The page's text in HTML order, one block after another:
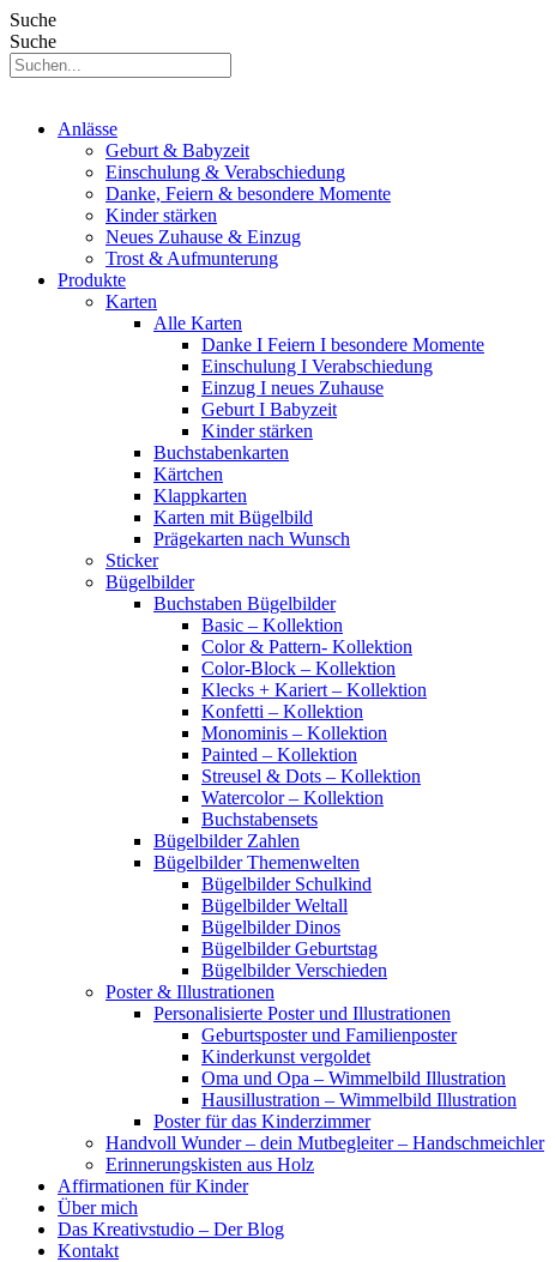
Suche
Suche
Anlässe
Geburt & Babyzeit
Einschulung & Verabschiedung
Danke, Feiern & besondere Momente
Kinder stärken
Neues Zuhause & Einzug
Trost & Aufmunterung
Produkte
Karten
Alle Karten
Danke I Feiern I besondere Momente
Einschulung I Verabschiedung
Einzug I neues Zuhause
Geburt I Babyzeit
Kinder stärken
Buchstabenkarten
Kärtchen
Klappkarten
Karten mit Bügelbild
Prägekarten nach Wunsch
Sticker
Bügelbilder
Buchstaben Bügelbilder
Basic – Kollektion
Color & Pattern- Kollektion
Color-Block – Kollektion
Klecks + Kariert – Kollektion
Konfetti – Kollektion
Monominis – Kollektion
Painted – Kollektion
Streusel & Dots – Kollektion
Watercolor – Kollektion
Buchstabensets
Bügelbilder Zahlen
Bügelbilder Themenwelten
Bügelbilder Schulkind
Bügelbilder Weltall
Bügelbilder Dinos
Bügelbilder Geburtstag
Bügelbilder Verschieden
Poster & Illustrationen
Personalisierte Poster und Illustrationen
Geburtsposter und Familienposter
Kinderkunst vergoldet
Oma und Opa – Wimmelbild Illustration
Hausillustration – Wimmelbild Illustration
Poster für das Kinderzimmer
Handvoll Wunder – dein Mutbegleiter – Handschmeichler
Erinnerungskisten aus Holz
Affirmationen für Kinder
Über mich
Das Kreativstudio – Der Blog
Kontakt